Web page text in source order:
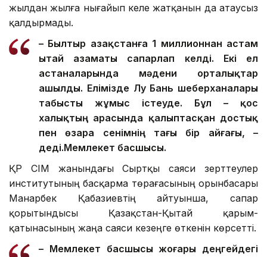
жылдан жылға нығайып келе жатқанын да атаусыз
қалдырмады.
– Былтыр Қазақстанға 1 миллионнан астам
Қытай азаматы сапарлап келді. Екі ел
астаналарында мәдени орталықтар
ашылды. Елімізде Лу Бань шеберханалары
табысты жұмыс істеуде. Бұл – қос
халықтың арасында қалыптасқан достық
пен өзара сенімнің тағы бір айғағы, –
деді.Мемлекет басшысы.
ҚР СІМ жанындағы Сыртқы саяси зерттеулер
институтының басқарма төрағасының орынбасары
Манарбек Қабазиевтің айтуынша, сапар
қорытындысы Қазақстан-Қытай қарым-
қатынасының жаңа саяси кезеңге өткенін көрсетті.
– Мемлекет басшысы жоғары деңгейдегі